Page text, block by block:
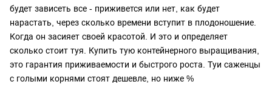
будет зависеть все - приживется или нет, как будет
нарастать, через сколько времени вступит в плодоношение.
Когда он засияет своей красотой. И это и определяет
сколько стоит туя. Купить тую контейнерного выращивания,
это гарантия приживаемости и быстрого роста. Туи саженцы
с голыми корнями стоят дешевле, но ниже %